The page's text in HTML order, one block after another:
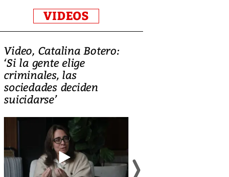
VIDEOS
Video, Catalina Botero:
‘Si la gente elige
criminales, las
sociedades deciden
suicidarse’